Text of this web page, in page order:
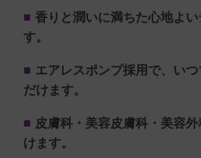
投稿日
2025/02/15
サラッとした使用感です
香りと潤いに満ちた心地よ
す。
エアレスポンプ採用で、い
だけます。
皮膚科・美容皮膚科・美容
けます。